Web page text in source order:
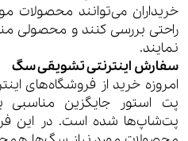
خریداران می‌توانند محصولات
راحتی بررسی کنند و محصولی
نمایند.
سفارش اینترنتی تشویقی سگ
امروزه خرید از فروشگاه‌های
پت استور جایگزین مناسبی
پت‌شاپ‌ها شده است. در این